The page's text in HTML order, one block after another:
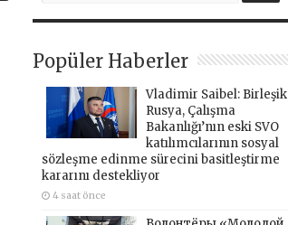
Popüler Haberler
Vladimir Saibel: Birleşik
Rusya, Çalışma
Bakanlığı’nın eski SVO
katılımcılarının sosyal
sözleşme edinme sürecini basitleştirme
kararını destekliyor
4 saat önce